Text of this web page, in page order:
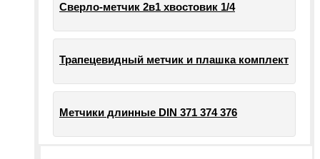
Сверло-метчик 2в1 хвостовик 1/4
Трапецевидный метчик и плашка комплект
Метчики длинные DIN 371 374 376